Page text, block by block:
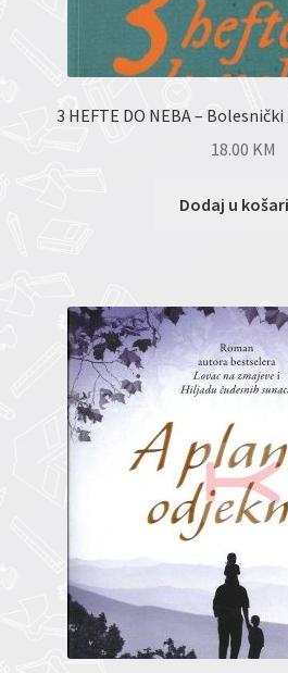
3 HEFTE DO NEBA –
18.00 KM
Dodaj u